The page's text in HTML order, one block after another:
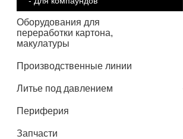
Оборудования для
переработки картона,
макулатуры
Производственные линии
Литье под давлением
Периферия
Запчасти